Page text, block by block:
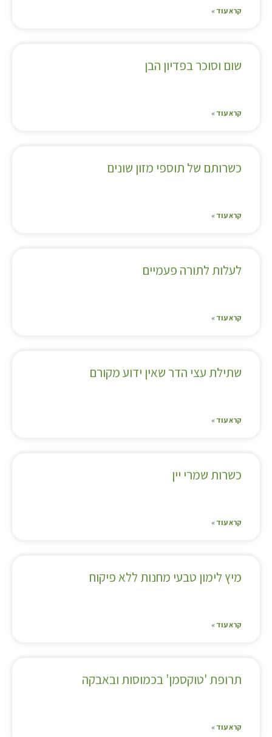
קרא עוד »
שום וסוכר בפדיון הבן
קרא עוד »
כשרותם של תוספי מזון שונים
קרא עוד »
לעלות לתורה פעמיים
קרא עוד »
שתילת עצי הדר שאין ידוע מקורם
קרא עוד »
כשרות שמרי יין
קרא עוד »
מיץ לימון טבעי מחנות ללא פיקוח
קרא עוד »
תרופת 'טוקסמן' בכמוסות ובאבקה
קרא עוד »